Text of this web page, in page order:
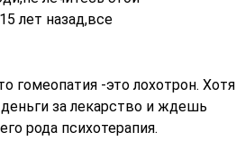
лет назад,все
гомеопатия -это лохотрон. Хотя
за лекарство и ждешь
рода психотерапия.